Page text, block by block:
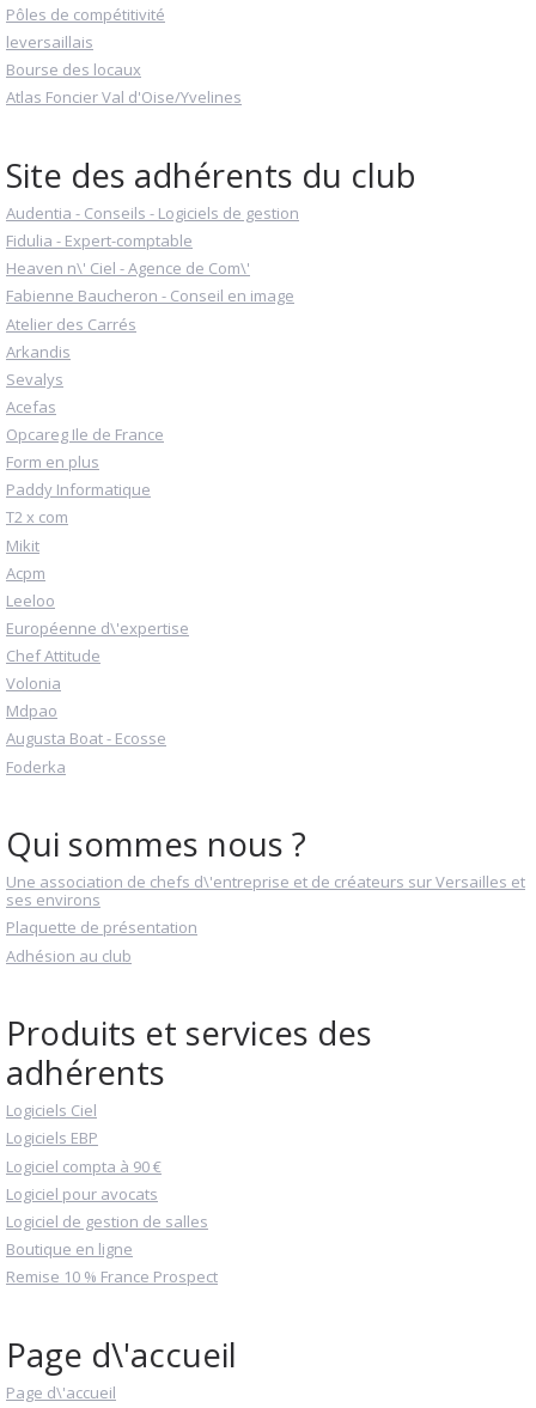
Pôles de compétitivité
leversaillais
Bourse des locaux
Atlas Foncier Val d'Oise/Yvelines
Site des adhérents du club
Audentia - Conseils - Logiciels de gestion
Fidulia - Expert-comptable
Heaven n\' Ciel - Agence de Com\'
Fabienne Baucheron - Conseil en image
Atelier des Carrés
Arkandis
Sevalys
Acefas
Opcareg Ile de France
Form en plus
Paddy Informatique
T2 x com
Mikit
Acpm
Leeloo
Européenne d\'expertise
Chef Attitude
Volonia
Mdpao
Augusta Boat - Ecosse
Foderka
Qui sommes nous ?
Une association de chefs d\'entreprise et de créateurs sur Versailles et
ses environs
Plaquette de présentation
Adhésion au club
Produits et services des
adhérents
Logiciels Ciel
Logiciels EBP
Logiciel compta à 90 €
Logiciel pour avocats
Logiciel de gestion de salles
Boutique en ligne
Remise 10 % France Prospect
Page d\'accueil
Page d\'accueil